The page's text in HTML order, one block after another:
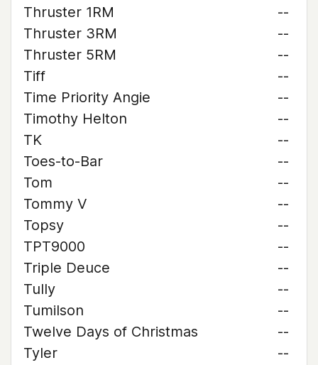
Thruster 1RM
--
Thruster 3RM
--
Thruster 5RM
--
Tiff
--
Time Priority Angie
--
Timothy Helton
--
TK
--
Toes-to-Bar
--
Tom
--
Tommy V
--
Topsy
--
TPT9000
--
Triple Deuce
--
Tully
--
Tumilson
--
Twelve Days of Christmas
--
Tyler
--